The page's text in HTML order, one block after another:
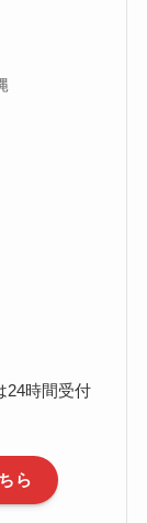
24時間受付
ら